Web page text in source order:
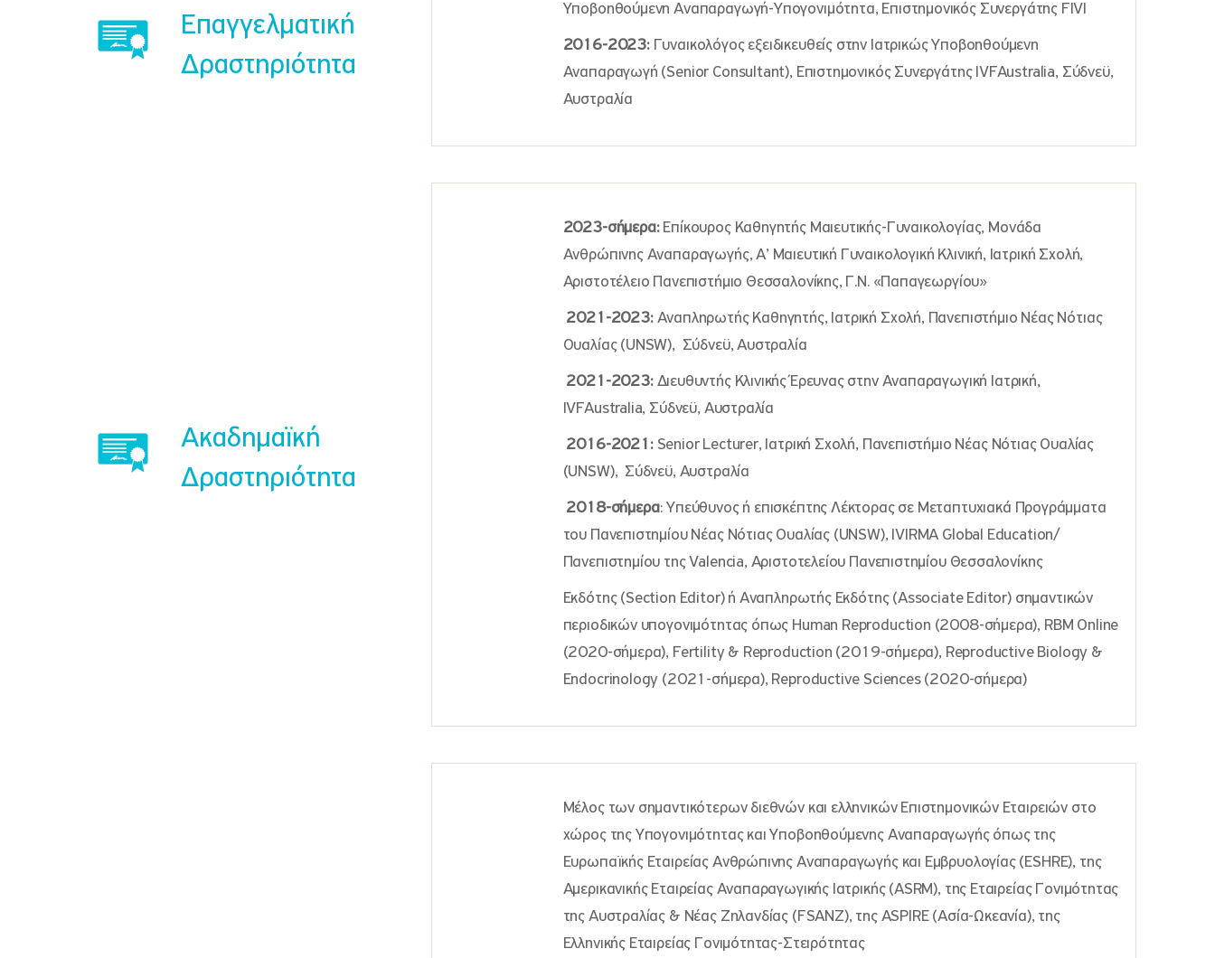
Επαγγελματική
Δραστηριότητα
Υποβοηθούμενη Αναπαραγωγή-Υπογονιμότητα, Επιστημονικός Συνεργάτης FIVI
2016-2023:Γυναικολόγος εξειδικευθείς στην Ιατρικώς Υποβοηθούμενη
Αναπαραγωγή (Senior Consultant), Επιστημονικός Συνεργάτης IVFAustralia, Σύδνεϋ,
Αυστραλία
Ακαδημαϊκή
Δραστηριότητα
2023-σήμερα:Επίκουρος Καθηγητής Μαιευτικής-Γυναικολογίας, Μονάδα
Ανθρώπινης Αναπαραγωγής, Α’ Μαιευτική Γυναικολογική Κλινική, Ιατρική Σχολή,
Αριστοτέλειο Πανεπιστήμιο Θεσσαλονίκης, Γ.Ν. «Παπαγεωργίου»
2021-2023:Αναπληρωτής Καθηγητής, Ιατρική Σχολή, Πανεπιστήμιο Νέας Νότιας
Ουαλίας (UNSW), Σύδνεϋ, Αυστραλία
2021-2023:Διευθυντής Κλινικής Έρευνας στην Αναπαραγωγική Ιατρική,
IVFAustralia, Σύδνεϋ, Αυστραλία
2016-2021:Senior Lecturer, Ιατρική Σχολή, Πανεπιστήμιο Νέας Νότιας Ουαλίας
(UNSW), Σύδνεϋ, Αυστραλία
2018-σήμερα: Υπεύθυνος ή επισκέπτης Λέκτορας σε Μεταπτυχιακά Προγράμματα
του Πανεπιστημίου Νέας Νότιας Ουαλίας (UNSW), IVIRMA Global Education/
Πανεπιστημίου της Valencia, Αριστοτελείου Πανεπιστημίου Θεσσαλονίκης
Εκδότης (Section Editor) ή Αναπληρωτής Εκδότης (Associate Editor) σημαντικών
περιοδικών υπογονιμότητας όπως Human Reproduction (2008-σήμερα), RBM Online
(2020-σήμερα), Fertility & Reproduction (2019-σήμερα), Reproductive Biology &
Endocrinology (2021-σήμερα), Reproductive Sciences (2020-σήμερα)
Μέλος των σημαντικότερων διεθνών και ελληνικών Επιστημονικών Εταιρειών στο
χώρος της Υπογονιμότητας και Υποβοηθούμενης Αναπαραγωγής όπως της
Ευρωπαϊκής Εταιρείας Ανθρώπινης Αναπαραγωγής και Εμβρυολογίας (ESHRE), της
Αμερικανικής Εταιρείας Αναπαραγωγικής Ιατρικής (ASRM), της Εταιρείας Γονιμότητας
της Αυστραλίας & Νέας Ζηλανδίας (FSANZ), της ASPIRE (Ασία-Ωκεανία), της
Ελληνικής Εταιρείας Γονιμότητας-Στειρότητας